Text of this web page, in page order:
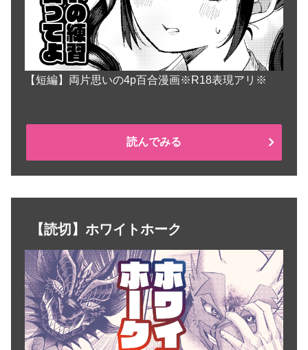
【短編】両片思いの4p百合漫画※R18表現アリ※
読んでみる
【読切】ホワイトホーク